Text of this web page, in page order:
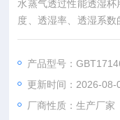
水蒸气透过性能透湿
度、透湿率、透湿系数
人造革的水蒸气透过
气性试验方法杯式法》
产品型号：
更新时间：2026-08-
厂商性质：生产厂家